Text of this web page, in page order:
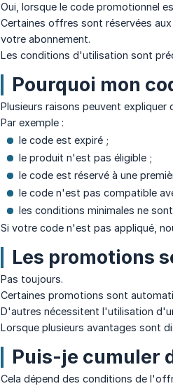
Oui, lorsque le code promotionnel
Certaines offres sont réservées
votre abonnement.
Les conditions d'utilisation sont
Pourquoi mon
Plusieurs raisons peuvent
Par exemple :
le code est expiré ;
le produit n'est pas éligible ;
le code est réservé à une
le code n'est pas compatible
les conditions minimales ne
Si votre code n'est pas appliqué,
Les promotions
Pas toujours.
Certaines promotions sont
D'autres nécessitent l'utilisation
Lorsque plusieurs avantages sont
Puis-je cumuler
Cela dépend des conditions de